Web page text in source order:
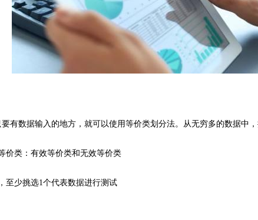
有数据输入的地方，就可以使用等价类划分法。从无穷多的数据中
价类：有效等价类和无效等价类
至少挑选1个代表数据进行测试